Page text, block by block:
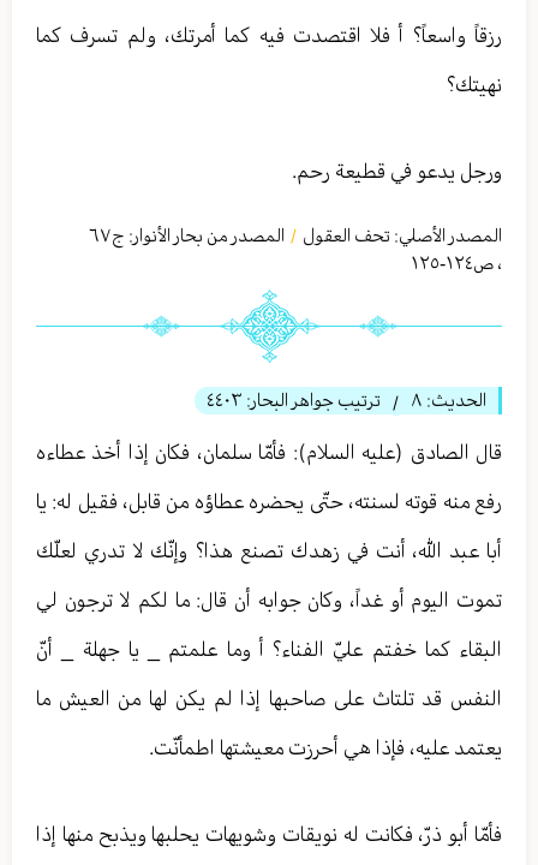
رزقاً واسعاً؟ أ فلا اقتصدت فيه كما أمرتك، ولم تسرف كما
نهيتك؟
ورجل يدعو في قطيعة رحم.
المصدر الأصلي: تحف العقول / المصدر من بحار الأنوار: ج٦٧
، ص١٢٤-١٢٥
الحديث: ٨ / ترتيب جواهر البحار: ٤٤٠٣
قال الصادق (عليه السلام): فأمّا سلمان، فكان إذا أخذ عطاءه
رفع منه قوته لسنته، حتّى يحضره عطاؤه من قابل، فقيل له: يا
أبا عبد الله، أنت في زهدك تصنع هذا؟ وإنّك لا تدري لعلّك
تموت اليوم أو غداً، وكان جوابه أن قال: ما لكم لا ترجون لي
البقاء كما خفتم عليّ الفناء؟ أ وما علمتم _ يا جهلة _ أنّ
النفس قد تلتاث على صاحبها إذا لم يكن لها من العيش ما
يعتمد عليه، فإذا هي أحرزت معيشتها اطمأنّت.
فأمّا أبو ذرّ، فكانت له نويقات وشويهات يحلبها ويذبح منها إذا